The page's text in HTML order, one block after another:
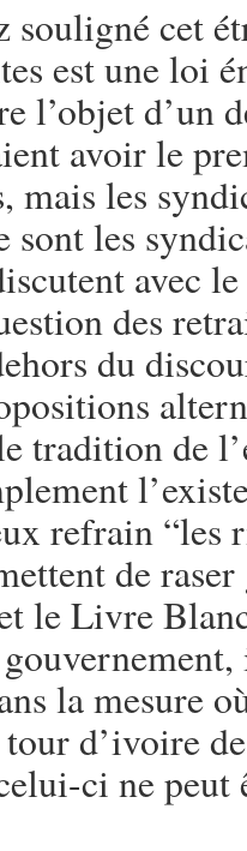
souligné cet
est une loi
l’objet d’un
avoir le
mais les
les
avec
des
du
tradition de
refrain “les
de
le Livre
la mesure
d’ivoire
ci ne peut